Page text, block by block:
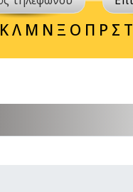
ΚΛ Μ Ν Ξ Ο Π Ρ Σ Τ